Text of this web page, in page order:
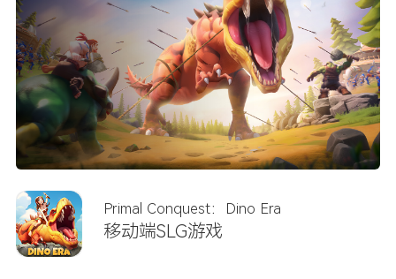
Primal Conquest：Dino Era
移动端SLG游戏